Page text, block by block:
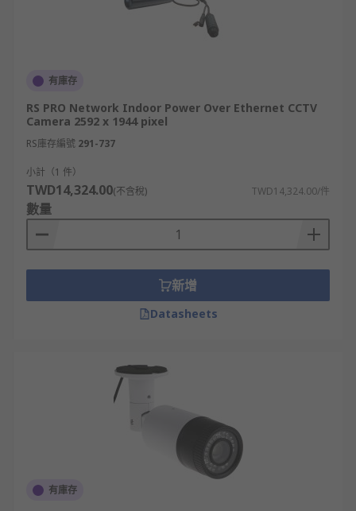
有庫存
RS PRO Network Indoor Power Over Ethernet CCTV
Camera 2592 x 1944 pixel
RS庫存編號 291-737
小計（1 件）
TWD14,324.00(不含稅) TWD14,324.00/件
數量
新增
Datasheets
有庫存